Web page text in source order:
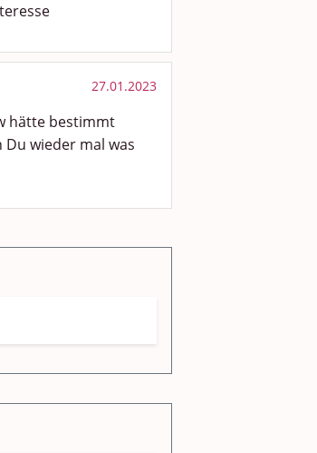
27.01.2023
hätte bestimmt
wieder mal was